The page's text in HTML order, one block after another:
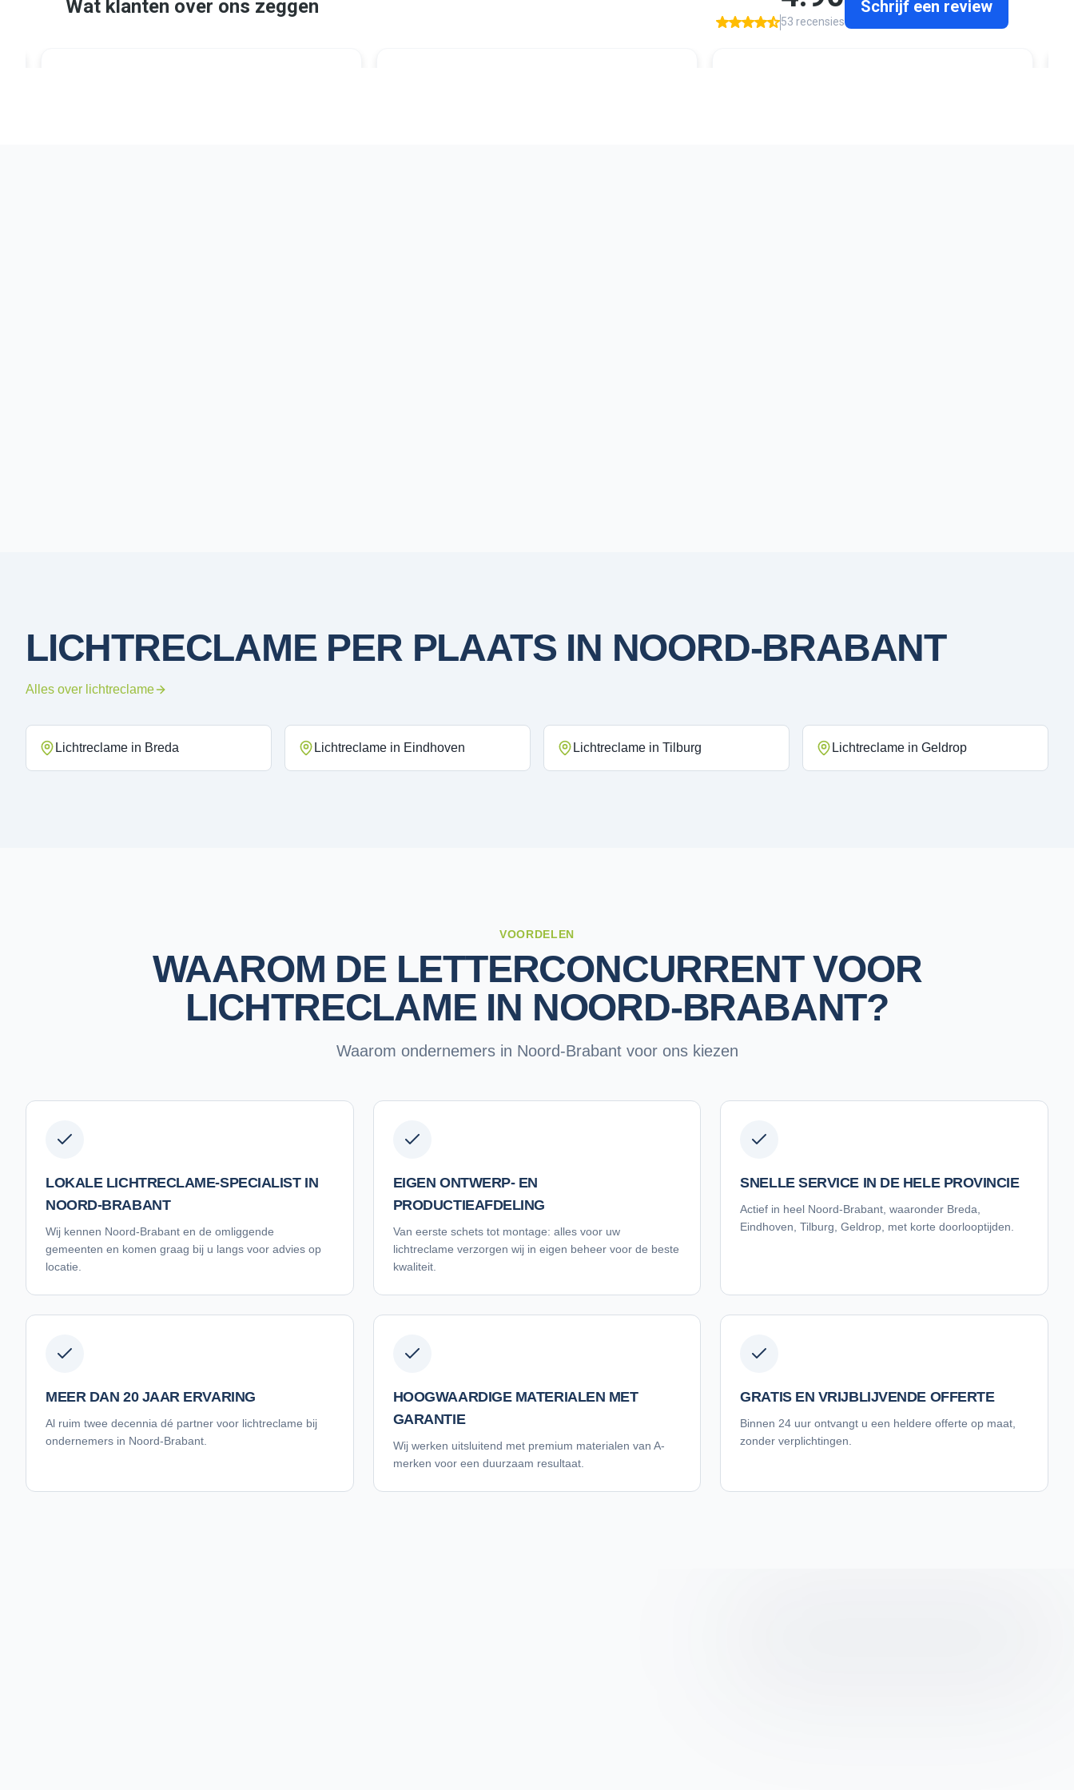
LICHTRECLAMEPER PLAATS IN NOORD-BRABANT
Alles over lichtreclame
Lichtreclame in Breda Lichtreclame in Eindhoven Lichtreclame in Tilburg Lichtreclame in Geldrop
VOORDELEN
WAAROM DE LETTERCONCURRENT VOOR
LICHTRECLAME IN NOORD-BRABANT?
Waarom ondernemers in Noord-Brabant voor ons kiezen
LOKALE LICHTRECLAME-SPECIALIST IN
NOORD-BRABANT
Wij kennen Noord-Brabant en de omliggende
gemeenten en komen graag bij u langs voor advies op
locatie.
EIGEN ONTWERP- EN
PRODUCTIEAFDELING
Van eerste schets tot montage: alles voor uw
lichtreclame verzorgen wij in eigen beheer voor de beste
kwaliteit.
SNELLE SERVICE IN DE HELE PROVINCIE
Actief in heel Noord-Brabant, waaronder Breda,
Eindhoven, Tilburg, Geldrop, met korte doorlooptijden.
MEER DAN 20 JAAR ERVARING
Al ruim twee decennia dé partner voor lichtreclame bij
ondernemers in Noord-Brabant.
HOOGWAARDIGE MATERIALEN MET
GARANTIE
Wij werken uitsluitend met premium materialen van A-
merken voor een duurzaam resultaat.
GRATIS EN VRIJBLIJVENDE OFFERTE
Binnen 24 uur ontvangt u een heldere offerte op maat,
zonder verplichtingen.